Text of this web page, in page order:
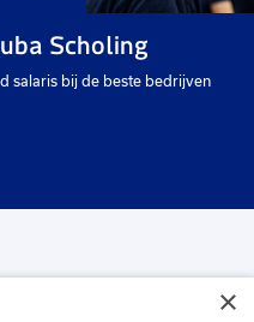
14,71 -€ 15,60
Scholing
salaris bij de beste bedrijven
×